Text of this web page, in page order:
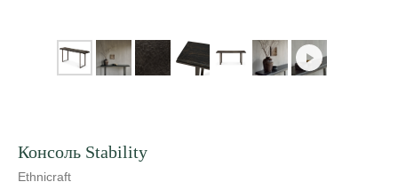
Консоль Stability
Ethnicraft